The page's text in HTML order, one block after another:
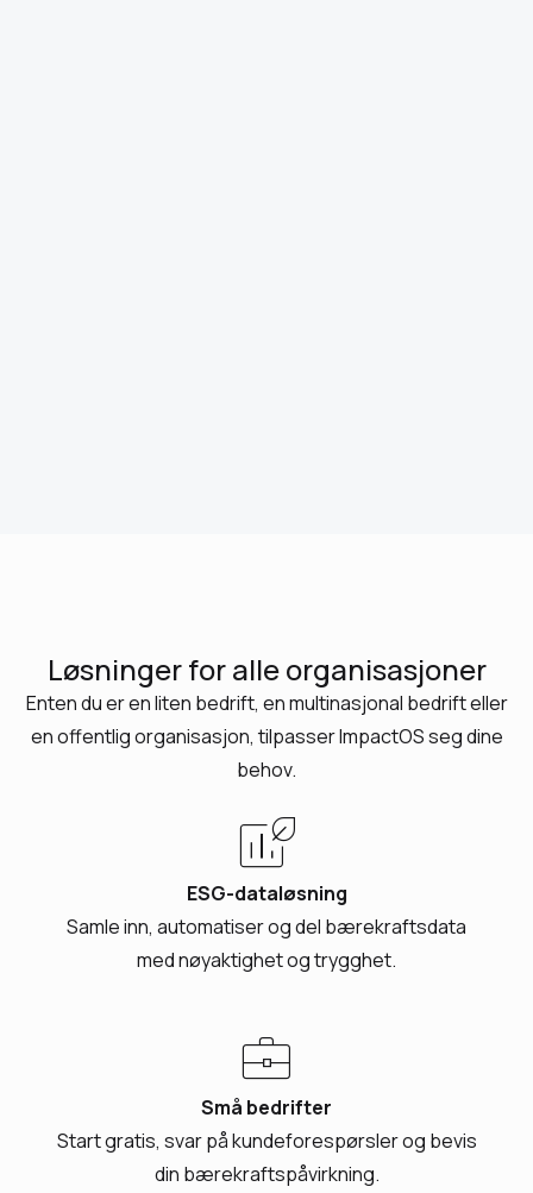
Løsninger for alle organisasjoner
Enten du er en liten bedrift, en multinasjonal bedrift eller
en offentlig organisasjon, tilpasser ImpactOS seg dine
behov.
energy_program_time_used
ESG-dataløsning
Samle inn, automatiser og del bærekraftsdata
med nøyaktighet og trygghet.
business_center
Små bedrifter
Start gratis, svar på kundeforespørsler og bevis
din bærekraftspåvirkning.